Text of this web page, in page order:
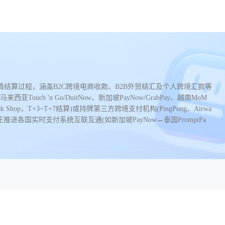
结算过程，涵盖B2C跨境电商收款、B2B外贸结汇及个人跨境汇款等
西亚Touch 'n Go/DuitNow、新加坡PayNow/GrabPay、越南MoM
Shop，T+3~T+7结算)或持牌第三方跨境支付机构(PingPong、Airwa
进各国实时支付系统互联互通(如新加坡PayNow↔泰国PromptPa